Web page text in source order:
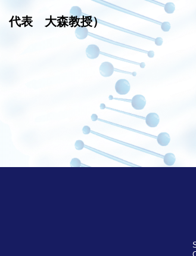
代表 大森教授）